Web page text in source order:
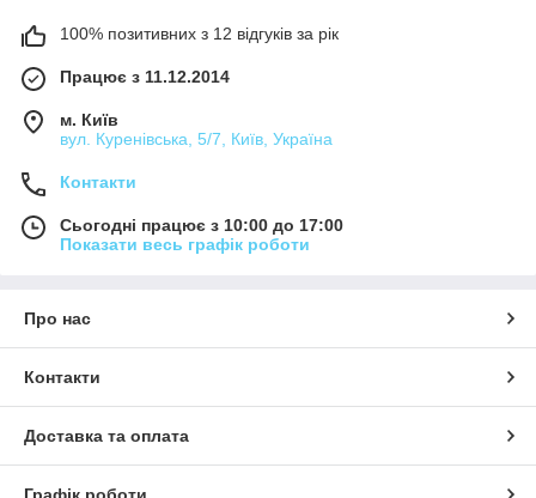
100% позитивних з 12 відгуків за рік
Працює з 11.12.2014
м. Київ
вул. Куренівська, 5/7, Київ, Україна
Контакти
Сьогодні працює з 10:00 до 17:00
Показати весь графік роботи
Про нас
Контакти
Доставка та оплата
Графік роботи